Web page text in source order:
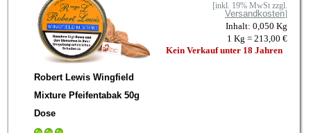
Robert Lewis Wingfield
Mixture Pfeifentabak 50g
Dose
[inkl. 19% MwSt zzgl.
Versandkosten]
Inhalt: 0,050 Kg
1 Kg = 213,00 €
Kein Verkauf unter 18 Jahren